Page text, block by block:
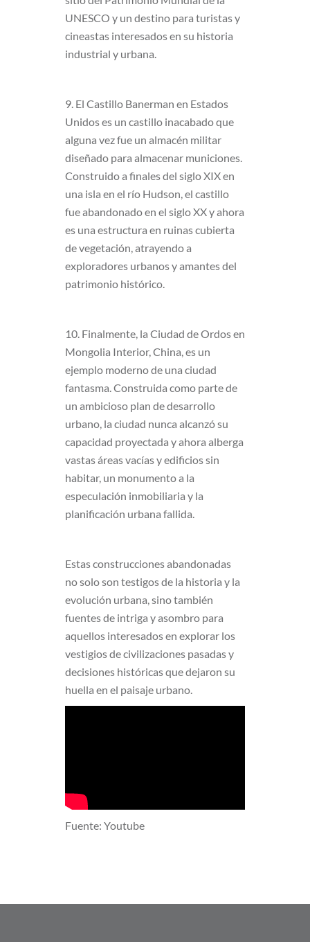
UNESCO y un destino para turistas y
cineastas interesados en su historia
industrial y urbana.
9. El Castillo Banerman en Estados
Unidos es un castillo inacabado que
alguna vez fue un almacén militar
diseñado para almacenar municiones.
Construido a finales del siglo XIX en
una isla en el río Hudson, el castillo
fue abandonado en el siglo XX y ahora
es una estructura en ruinas cubierta
de vegetación, atrayendo a
exploradores urbanos y amantes del
patrimonio histórico.
10. Finalmente, la Ciudad de Ordos en
Mongolia Interior, China, es un
ejemplo moderno de una ciudad
fantasma. Construida como parte de
un ambicioso plan de desarrollo
urbano, la ciudad nunca alcanzó su
capacidad proyectada y ahora alberga
vastas áreas vacías y edificios sin
habitar, un monumento a la
especulación inmobiliaria y la
planificación urbana fallida.
Estas construcciones abandonadas
no solo son testigos de la historia y la
evolución urbana, sino también
fuentes de intriga y asombro para
aquellos interesados en explorar los
vestigios de civilizaciones pasadas y
decisiones históricas que dejaron su
huella en el paisaje urbano.
Fuente: Youtube